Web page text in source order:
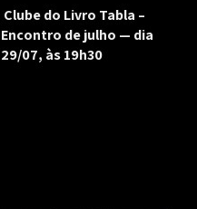
Clube do Livro Tabla –
Encontro de julho — dia
29/07, às 19h30